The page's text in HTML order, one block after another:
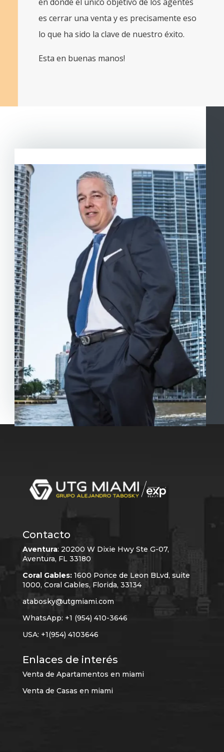
es cerrar una venta y es precisamente eso
lo que ha sido la clave de nuestro éxito.
Esta en buenas manos!
Contacto
Aventura: 20200 W Dixie Hwy Ste G-07,
Aventura, FL 33180
Coral Gables:1600 Ponce de Leon BLvd, suite
1000, Coral Gables, Florida, 33134
atabosky@utgmiami.com
WhatsApp: +1 (954) 410-3646
USA: +1(954) 4103646
Enlaces de interés
Venta de Apartamentos en miami
Venta de Casas en miami